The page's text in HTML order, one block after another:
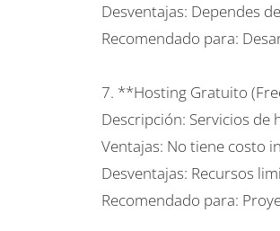
Desventajas: Dependes
Recomendado para:
7. **Hosting Gratuito
Descripción: Servicios
Ventajas: No tiene costo
Desventajas: Recursos
Recomendado para: